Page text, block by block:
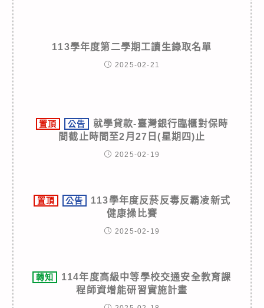
113學年度第二學期工讀生錄取名單
2025-02-21
置頂 公告
就學貸款-臺灣銀行臨櫃對保時
間截止時間至2月27日(星期四)止
2025-02-19
置頂 公告
113學年度反菸反毒反霸凌新式
健康操比賽
2025-02-19
轉知
114年度高級中等學校交通安全教育課
程師資增能研習實施計畫